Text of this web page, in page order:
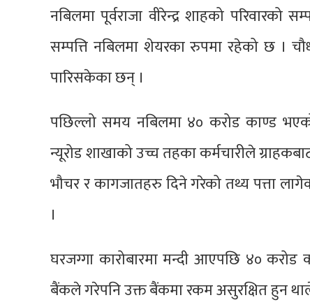
नबिलमा पूर्वराजा वीरेन्द्र शाहको
सम्पत्ति नबिलमा शेयरका रुपमा रहेको छ ।
पारिसकेका छन् ।
पछिल्लो समय नबिलमा ४० करोड काण्ड
न्यूरोड शाखाको उच्च तहका कर्मचारीले
भौचर र कागजातहरु दिने गरेको तथ्य पत्ता
।
घरजग्गा कारोबारमा मन्दी आएपछि ४०
बैंकले गरेपनि उक्त बैंकमा रकम असुरक्षित हुन